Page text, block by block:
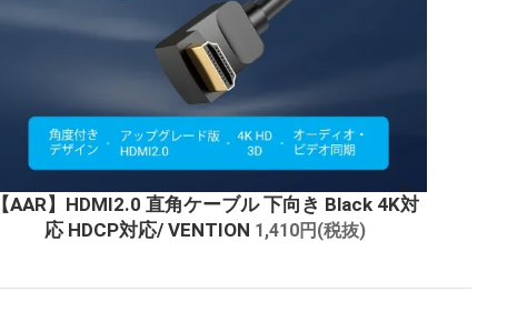
【AAR】HDMI2.0 直角ケーブル 下向き Black 4K対
応 HDCP対応/ VENTION 1,410円(税抜)